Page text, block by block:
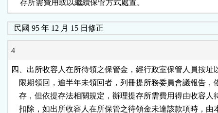
    存所需費用或以繼續保管方式處置。
民國 95 年 12 月 15 日修正
4
四、出所收容人在所待領之保管金，經行政室保管人員按址
限期領回，逾半年未領回者，列冊提所務委員會議報告，
存，但依提存法相關規定，辦理提存所需費用得由收容人
扣除，如出所收容人在所保管之待領金未達該款項時，由